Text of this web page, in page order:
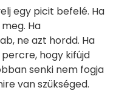
egy picit befelé. Ha
Ha
ne azt hordd. Ha
hogy kifújd
senki nem fogja
van szükséged.